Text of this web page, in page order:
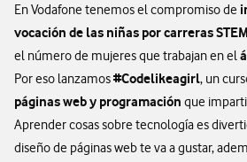
En Vodafone tenemos el compromiso de
vocación de las niñas por carreras STEM
el número de mujeres que trabajan en el
Por eso lanzamos#Codelikeagirl, un
páginas web y programación que
Aprender cosas sobre tecnología es
diseño de páginas web te va a gustar,